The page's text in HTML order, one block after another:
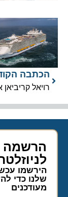
הכתבה
הרשמה
לניוזלטר​
הירשמו עכשיו
שלנו כדי
מעודכנים